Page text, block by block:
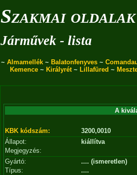
Szakmai oldalak
Járművek - lista
~ Almamellék ~ Balatonfenyves ~
Kemence ~ Királyrét~ Lillafüred ~
A
KBK kódszám:
3200,0010
Állapot:
kiállítva
Megjegyzés:
Gyártó:
.... (ismeretlen)
Típus:
....